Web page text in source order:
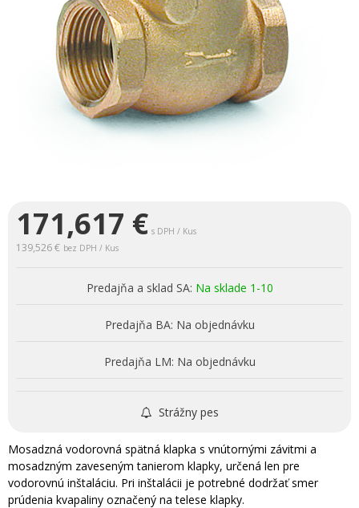
171,617 € s DPH / Kus
139,526 € bez DPH / Kus
Predajňa a sklad SA: Na sklade 1-10
Predajňa BA: Na objednávku
Predajňa LM: Na objednávku
Strážny pes
Mosadzná vodorovná spätná klapka s vnútornými závitmi a
mosadzným zaveseným tanierom klapky, určená len pre
vodorovnú inštaláciu. Pri inštalácii je potrebné dodržať smer
prúdenia kvapaliny označený na telese klapky.